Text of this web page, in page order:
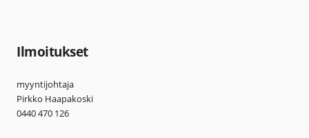
Ilmoitukset
myyntijohtaja
Pirkko Haapakoski
0440 470 126